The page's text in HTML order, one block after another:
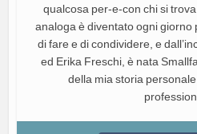
qualcosa per-e-con chi si
analoga è diventato ogni giorno
di fare e di condividere, e
ed Erika Freschi, è nata
della mia storia